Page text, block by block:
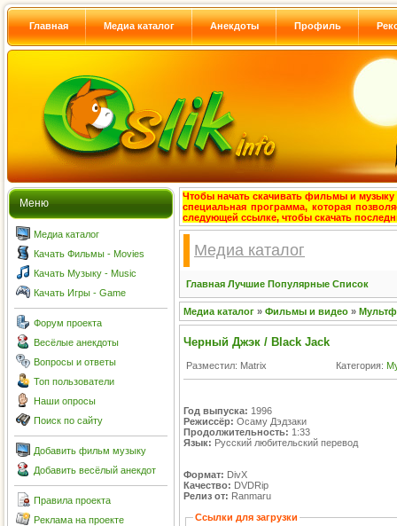
Главная Медиа каталог Анекдоты Профиль
Меню
Медиа каталог
Качать Фильмы - Movies
Качать Музыку - Music
Качать Игры - Game
Форум проекта
Весёлые анекдоты
Вопросы и ответы
Топ пользователи
Наши опросы
Поиск по сайту
Добавить фильм музыку
Добавить весёлый анекдот
Правила проекта
Реклама на проекте
Чтобы начать скачивать фильмы и музыку
специальная программа, которая
следующей ссылке, чтобы скачать
Медиа каталог
Главная Лучшие Популярные Список
Медиа каталог » Фильмы и видео »
Черный Джэк / Black Jack
Разместил: Matrix Категория:
Год выпуска: 1996
Режиссёр: Осаму Дэдзаки
Продолжительность: 1:33
Язык: Русский любительский перевод
Формат: DivX
Качество: DVDRip
Релиз от: Ranmaru
Ссылки для загрузки